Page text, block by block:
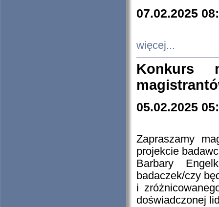
07.02.2025
więcej...
Konkurs
05.02.2025
Zapraszamy
projekcie
Barbary
badaczek/czy
i
doświadczonej